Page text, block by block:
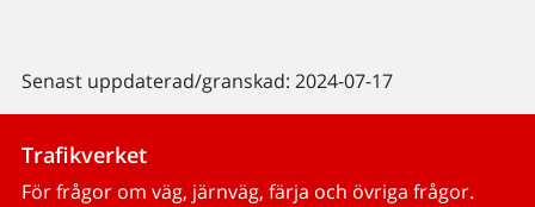
Senast uppdaterad/granskad: 2024-07-17
Trafikverket
För frågor om väg, järnväg, färja och övriga frågor.